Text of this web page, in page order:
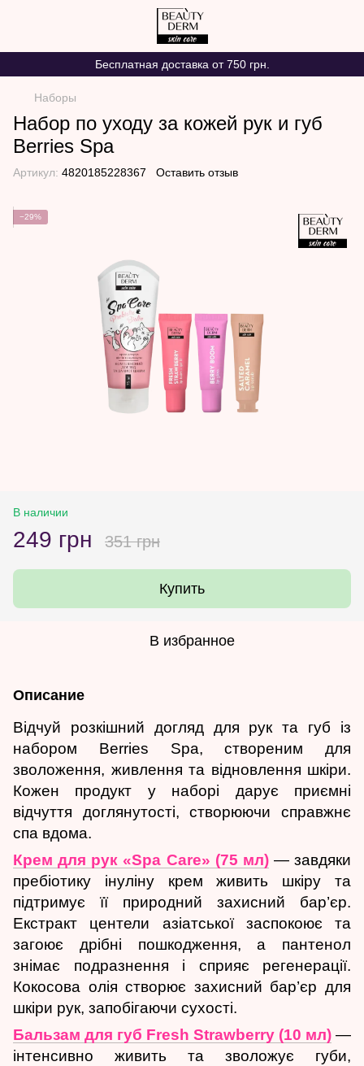
Бесплатная доставка от 750 грн.
Наборы
Набор по уходу за кожей рук и губ
Berries Spa
Артикул: 4820185228367 Оставить отзыв
−29%
В наличии
249 грн 351 грн
Купить
В избранное
Описание
Відчуй розкішний догляд для рук та губ із
набором Berries Spa, створеним для
зволоження, живлення та відновлення шкіри.
Кожен продукт у наборі дарує приємні
відчуття доглянутості, створюючи справжнє
спа вдома.
Крем для рук «Spa Care» (75 мл)— завдяки
пребіотику інуліну крем живить шкіру та
підтримує її природний захисний бар’єр.
Екстракт центели азіатської заспокоює та
загоює дрібні пошкодження, а пантенол
знімає подразнення і сприяє регенерації.
Кокосова олія створює захисний бар’єр для
шкіри рук, запобігаючи сухості.
Бальзам для губ Fresh Strawberry (10 мл) —
інтенсивно живить та зволожує губи,